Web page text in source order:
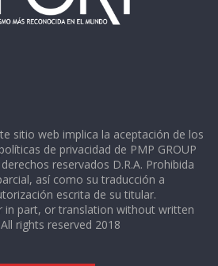
sitio web implica la aceptación de los
de privacidad de PMP GROUP
reservados D.R.A. Prohibida
así como su traducción a
escrita de su titular.
in part, or translation without written
rights reserved 2018